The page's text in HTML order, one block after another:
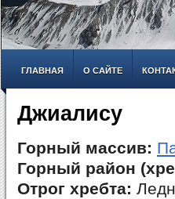
ГЛАВНАЯ О САЙТЕ
Джиалису
Горный массив:
Горный район
Отрог хребта: